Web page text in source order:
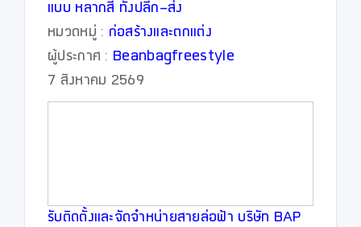
แบบ หลากสี ทั้งปลีก-ส่ง
หมวดหมู่ : ก่อสร้างและตกแต่ง
ผู้ประกาศ : Beanbagfreestyle
7 สิงหาคม 2569
รับติดตั้งและจัดจำหน่ายสายล่อฟ้า บริษัท BAP